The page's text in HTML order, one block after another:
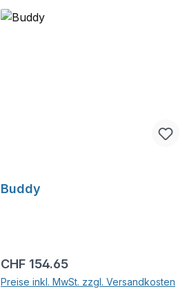
Buddy
Regulärer Preis:
CHF 154.65
Preise inkl. MwSt. zzgl. Versandkosten